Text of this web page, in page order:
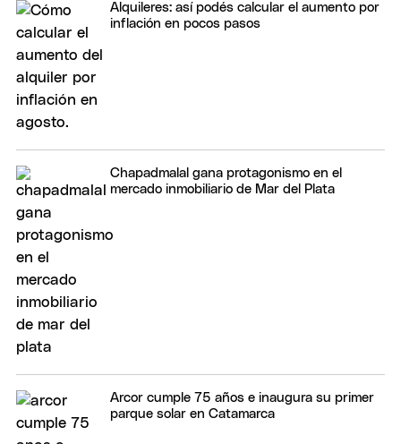
Alquileres: así podés calcular el aumento por
inflación en pocos pasos
Chapadmalal gana protagonismo en el
mercado inmobiliario de Mar del Plata
Arcor cumple 75 años e inaugura su primer
parque solar en Catamarca